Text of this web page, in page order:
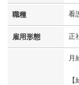
職種 看
雇用形態 正
月